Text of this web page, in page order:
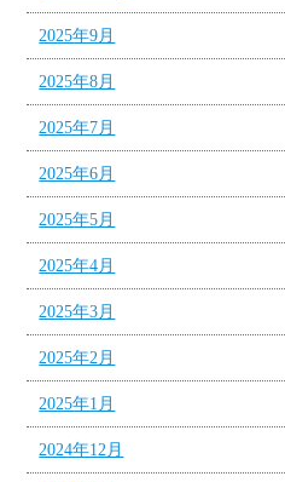
2025年9月
2025年8月
2025年7月
2025年6月
2025年5月
2025年4月
2025年3月
2025年2月
2025年1月
2024年12月